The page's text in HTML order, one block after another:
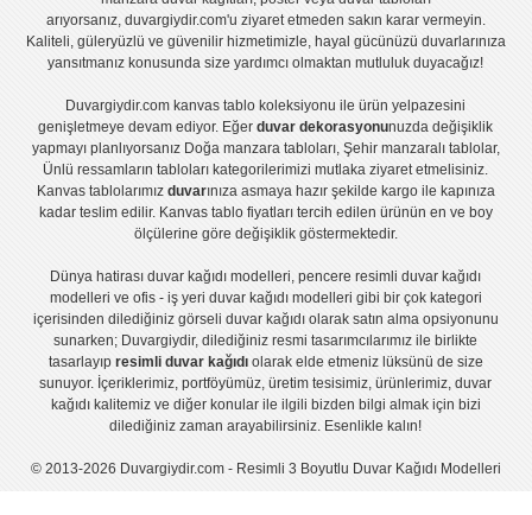
arıyorsanız, duvargiydir.com'u ziyaret etmeden sakın karar vermeyin.
Kaliteli, güleryüzlü ve güvenilir hizmetimizle, hayal gücünüzü duvarlarınıza
yansıtmanız konusunda size yardımcı olmaktan mutluluk duyacağız!
Duvargiydir.com kanvas tablo koleksiyonu ile ürün yelpazesini
genişletmeye devam ediyor. Eğerduvar dekorasyonunuzda değişiklik
yapmayı planlıyorsanız Doğa manzara tabloları, Şehir manzaralı tablolar,
Ünlü ressamların tabloları kategorilerimizi mutlaka ziyaret etmelisiniz.
Kanvas tablolarımız duvarınıza asmaya hazır şekilde kargo ile kapınıza
kadar teslim edilir. Kanvas tablo fiyatlarıtercih edilen ürünün en ve boy
ölçülerine göre değişiklik göstermektedir.
Dünya hatirası duvar kağıdı modelleri,pencere resimli duvar kağıdı
modelleri ve ofis - iş yeri duvar kağıdı modelleri gibi bir çok kategori
içerisinden dilediğiniz görseli duvar kağıdı olarak satın alma opsiyonunu
sunarken; Duvargiydir, dilediğiniz resmi tasarımcılarımız ile birlikte
tasarlayıp resimli duvar kağıdıolarak elde etmeniz lüksünü de size
sunuyor. İçeriklerimiz, portföyümüz, üretim tesisimiz, ürünlerimiz, duvar
kağıdı kalitemiz ve diğer konular ile ilgili bizden bilgi almak için bizi
dilediğiniz zaman arayabilirsiniz. Esenlikle kalın!
© 2013-2026 Duvargiydir.com - Resimli 3 Boyutlu Duvar Kağıdı Modelleri